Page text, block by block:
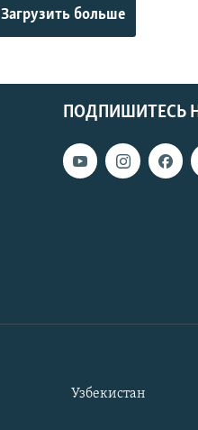
Загрузить больше
ПОДПИШИТЕСЬ
Узбекистан